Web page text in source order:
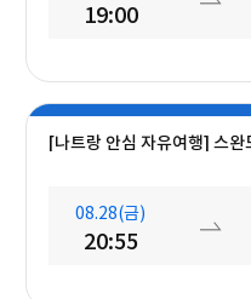
19:00
08.28(금)
20:55